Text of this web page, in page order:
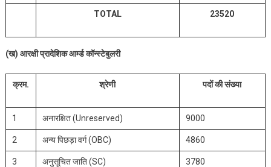
TOTAL 23520
(ख) आरक्षी प्रादेशिक आर्म्ड कॉन्स्टेबुलरी
क्रम. श्रेणी पदों की संख्या
1 अनारक्षित (Unreserved) 9000
2 अन्य पिछड़ा वर्ग (OBC) 4860
3 अनुसूचित जाति (SC) 3780